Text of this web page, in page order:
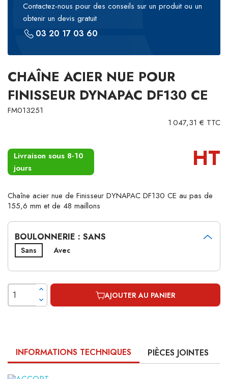
Contactez-nous pour des conseils sur un produit ou un
obtenir un devis gratuit
03 20 17 03 60
CHAÎNE ACIER NUE POUR
FINISSEUR DYNAPAC DF130 CE
FM013251
1 047,31 € TTC
Livraison sous 8-10
jours
HT
Chaîne acier nue de Finisseur DYNAPAC DF130 CE au pas de
155,6 mm et de 48 maillons
BOULONNERIE : SANS
Sans Avec
AJOUTER AU PANIER
INFORMATIONS TECHNIQUES PIÈCES JOINTES